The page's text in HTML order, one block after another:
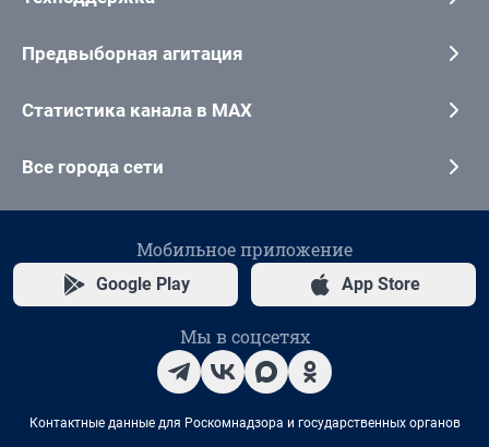
Предвыборная агитация
Статистика канала в MAX
Все города сети
Мобильное приложение
Google Play App Store
Мы в соцсетях
Контактные данные для Роскомнадзора и государственных органов